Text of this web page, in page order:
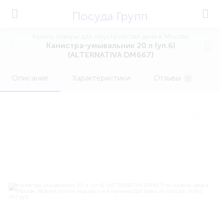
Посуда Групп
Канистра-умывальник 20 л (уп.6)
(ALTERNATIVA DM667)
Описание Характеристики Отзывы